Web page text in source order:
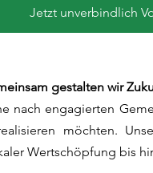
Jetzt unverbindlich
gestalten wir
nach engagierten
möchten.
Wertschöpfung bis